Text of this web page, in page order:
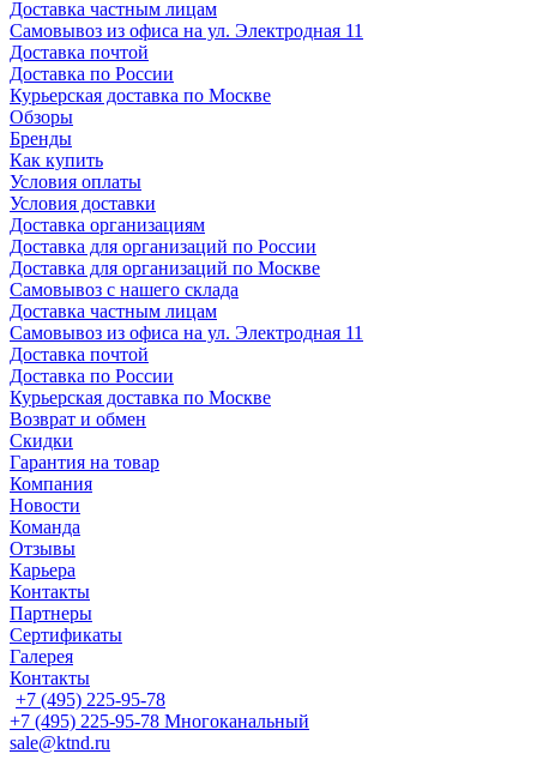
Доставка частным лицам
Самовывоз из офиса на ул. Электродная 11
Доставка почтой
Доставка по России
Курьерская доставка по Москве
Обзоры
Бренды
Как купить
Условия оплаты
Условия доставки
Доставка организациям
Доставка для организаций по России
Доставка для организаций по Москве
Самовывоз с нашего склада
Доставка частным лицам
Самовывоз из офиса на ул. Электродная 11
Доставка почтой
Доставка по России
Курьерская доставка по Москве
Возврат и обмен
Скидки
Гарантия на товар
Компания
Новости
Команда
Отзывы
Карьера
Контакты
Партнеры
Сертификаты
Галерея
Контакты
+7 (495) 225-95-78
+7 (495) 225-95-78 Многоканальный
sale@ktnd.ru